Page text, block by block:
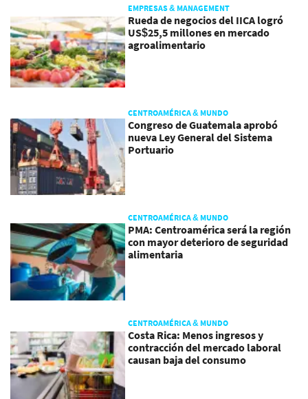
EMPRESAS & MANAGEMENT
Rueda de negocios del IICA logró
US$25,5 millones en mercado
agroalimentario
CENTROAMÉRICA & MUNDO
Congreso de Guatemala aprobó
nueva Ley General del Sistema
Portuario
CENTROAMÉRICA & MUNDO
PMA: Centroamérica será la región
con mayor deterioro de seguridad
alimentaria
CENTROAMÉRICA & MUNDO
Costa Rica: Menos ingresos y
contracción del mercado laboral
causan baja del consumo